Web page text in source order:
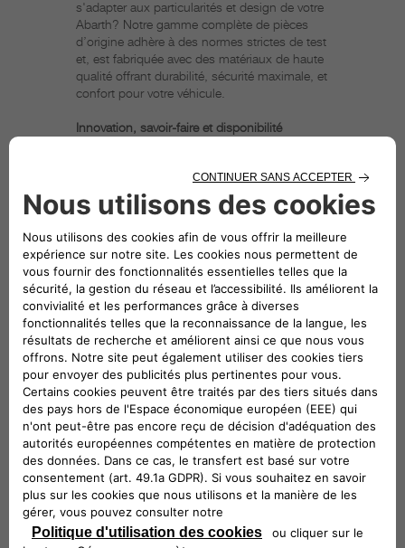
s'adapter aux particularités et design de votre
Abarth? Notre gamme complète de pièces
d’origine adhère à des normes strictes de test
et, est fabriquée avec des matériaux de haute
qualité offrant durabilité, sécurité maximale, et
confort pour votre véhicule.
Innovation, savoir-faire et disponibilité
véhicules Abarth; elles sont donc
technologiquement avancées comme chaque
nouveau modèle de véhicule qui est construit.
De plus, les pièces d’origine sortent au même
moment que le lancement du nouveau
véhicule, assurant ainsi leur disponibilité.
Ajustement parfait
Seules les pièces d’origine Abarth de Mopar®
sont parfaitement adaptées à la configuration
et au design de chaque véhicule.
Cela signifie que vous pouvez compter sur un
remplacement facile avec des pièces qui
s’intègrent précisément à chaque situation.
CONTACTER VOTRE RÉPARATEUR
AGRÉÉ